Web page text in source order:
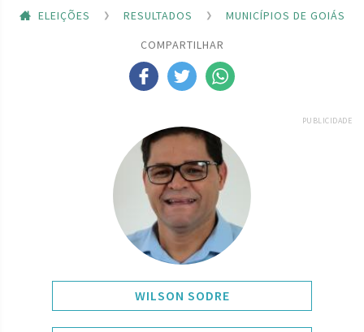
ELEIÇÕES RESULTADOS
MUNICÍPIOS DE GOIÁS
COMPARTILHAR
PUBLICIDADE
WILSON SODRE